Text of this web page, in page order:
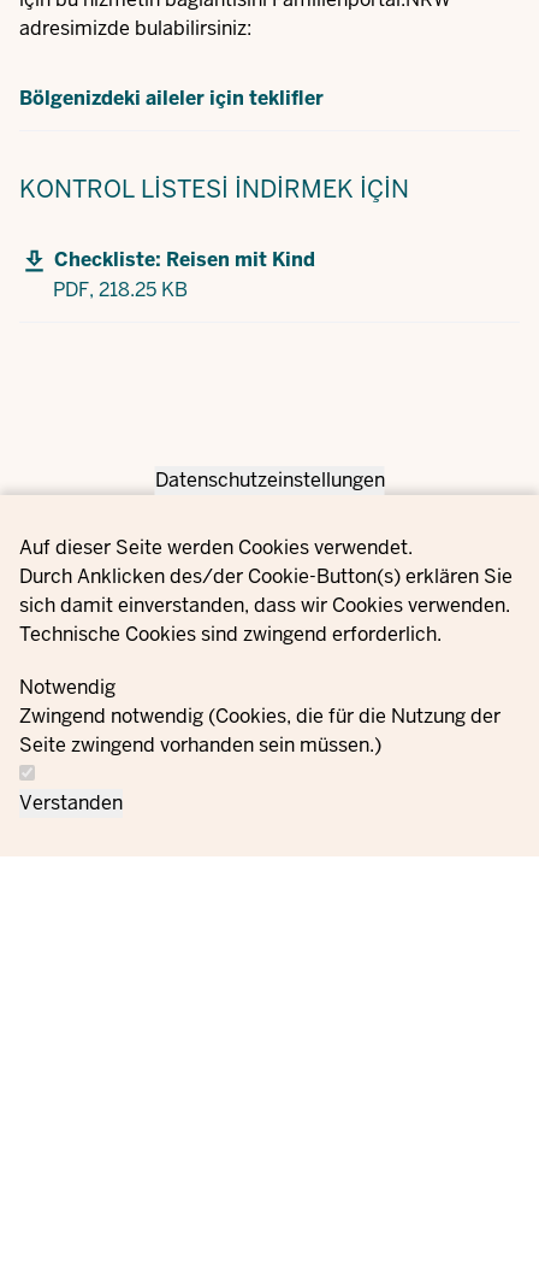
Privacy settings
Datenschutzeinstellungen
Auf dieser Seite werden Cookies verwendet.
Durch Anklicken des/der Cookie-Button(s) erklären Sie
sich damit einverstanden, dass wir Cookies verwenden.
Technische Cookies sind zwingend erforderlich.
Notwendig
Zwingend notwendig (Cookies, die für die Nutzung der
Seite zwingend vorhanden sein müssen.)
Verstanden
adresimizde bulabilirsiniz:
Bölgenizdeki aileler için teklifler
KONTROL LISTESI İNDIRMEK IÇIN
Checkliste: Reisen mit Kind
PDF, 218.25 KB